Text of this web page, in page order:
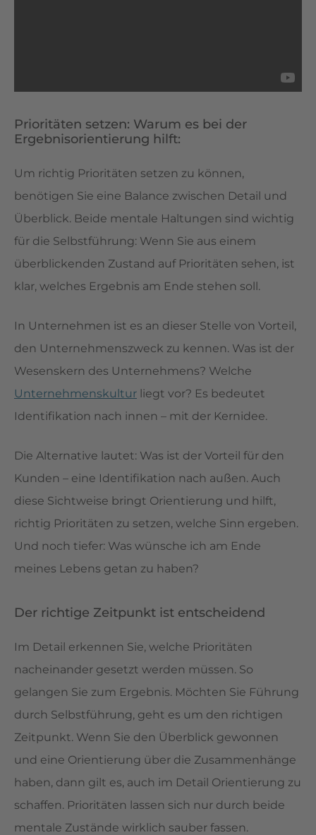
Prioritäten setzen: Warum es bei der
Ergebnisorientierung hilft:
Um richtig Prioritäten setzen zu können,
benötigen Sie eine Balance zwischen Detail und
Überblick. Beide mentale Haltungen sind wichtig
für die Selbstführung: Wenn Sie aus einem
überblickenden Zustand auf Prioritäten sehen, ist
klar, welches Ergebnis am Ende stehen soll.
In Unternehmen ist es an dieser Stelle von Vorteil,
den Unternehmenszweck zu kennen. Was ist der
Wesenskern des Unternehmens? Welche
Unternehmenskultur liegt vor? Es bedeutet
Identifikation nach innen – mit der Kernidee.
Die Alternative lautet: Was ist der Vorteil für den
Kunden – eine Identifikation nach außen. Auch
diese Sichtweise bringt Orientierung und hilft,
richtig Prioritäten zu setzen, welche Sinn ergeben.
Und noch tiefer: Was wünsche ich am Ende
meines Lebens getan zu haben?
Der richtige Zeitpunkt ist entscheidend
Im Detail erkennen Sie, welche Prioritäten
nacheinander gesetzt werden müssen. So
gelangen Sie zum Ergebnis. Möchten Sie Führung
durch Selbstführung, geht es um den richtigen
Zeitpunkt. Wenn Sie den Überblick gewonnen
und eine Orientierung über die Zusammenhänge
haben, dann gilt es, auch im Detail Orientierung zu
schaffen. Prioritäten lassen sich nur durch beide
mentale Zustände wirklich sauber fassen.